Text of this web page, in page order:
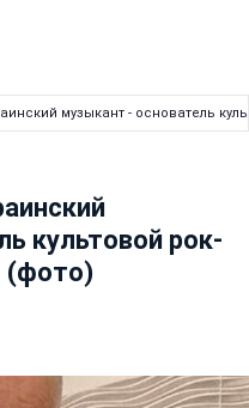
музыкант - основатель
культовой рок-
(фото)